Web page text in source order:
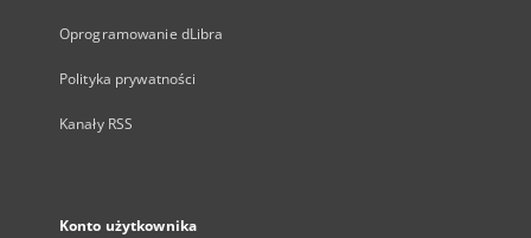
Oprogramowanie dLibra
Polityka prywatności
Kanały RSS
Konto użytkownika